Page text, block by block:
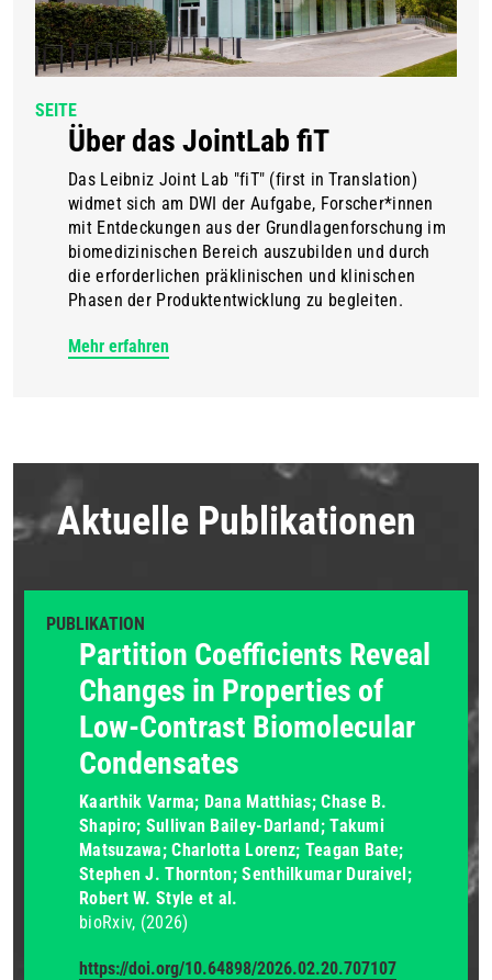
SEITE
Über das JointLab fiT
Das Leibniz Joint Lab "fiT" (first in Translation)
widmet sich am DWI der Aufgabe, Forscher*innen
mit Entdeckungen aus der Grundlagenforschung im
biomedizinischen Bereich auszubilden und durch
die erforderlichen präklinischen und klinischen
Phasen der Produktentwicklung zu begleiten.
Mehr erfahren
Aktuelle Publikationen
PUBLIKATION
Partition Coefficients Reveal
Changes in Properties of
Low-Contrast Biomolecular
Condensates
Kaarthik Varma; Dana Matthias; Chase B.
Shapiro; Sullivan Bailey-Darland; Takumi
Matsuzawa; Charlotta Lorenz; Teagan Bate;
Stephen J. Thornton; Senthilkumar Duraivel;
Robert W. Style et al.
bioRxiv (2026)
https://doi.org/10.64898/2026.02.20.707107